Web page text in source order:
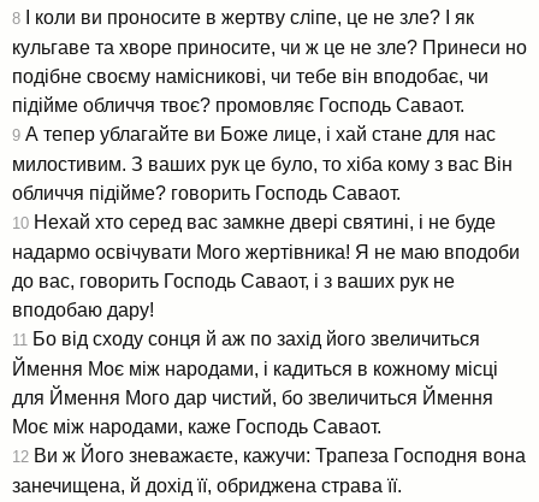
8 І коли ви проносите в жертву сліпе, це не зле? І як
кульгаве та хворе приносите, чи ж це не зле? Принеси но
подібне своєму намісникові, чи тебе він вподобає, чи
підійме обличчя твоє? промовляє Господь Саваот.
9 А тепер ублагайте ви Боже лице, і хай стане для нас
милостивим. З ваших рук це було, то хіба кому з вас Він
обличчя підійме? говорить Господь Саваот.
10 Нехай хто серед вас замкне двері святині, і не буде
надармо освічувати Мого жертівника! Я не маю вподоби
до вас, говорить Господь Саваот, і з ваших рук не
вподобаю дару!
11 Бо від сходу сонця й аж по захід його звеличиться
Ймення Моє між народами, і кадиться в кожному місці
для Ймення Мого дар чистий, бо звеличиться Ймення
Моє між народами, каже Господь Саваот.
12 Ви ж Його зневажаєте, кажучи: Трапеза Господня вона
занечищена, й дохід її, обриджена страва її.